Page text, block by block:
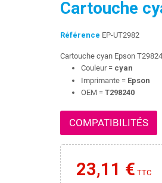
Cartouche
Référence EP-UT2982
Cartouche cyan Epson
Couleur = cyan
Imprimante = Epson
OEM = T298240
COMPATIBILITÉS
23,11 € TTC